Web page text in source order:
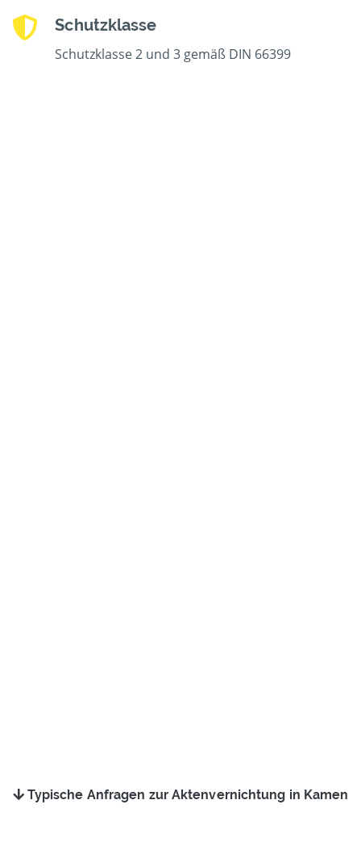
Schutzklasse
Schutzklasse 2 und 3 gemäß DIN 66399
Typische Anfragen zur Aktenvernichtung in Kamen